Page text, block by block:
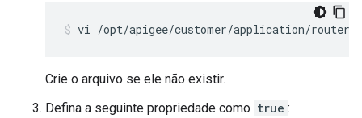
vi /opt/apigee/customer/application/
Crie o arquivo se ele não existir.
Defina a seguinte propriedade como true :